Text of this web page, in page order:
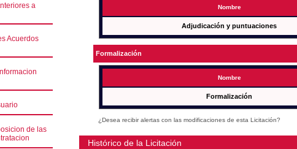
a
Acuerdos
de las
Nombre
Adjudicación y puntuaciones
Formalización
Nombre
Formalización
¿Desea recibir alertas con las modificaciones de esta Licitación?
Histórico de la Licitación